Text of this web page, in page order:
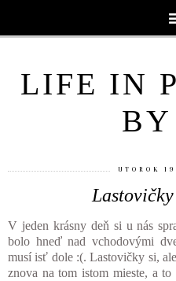
LIFE IN
UTOROK
V jeden krásny deň si u nás
bolo hneď nad vchodovými
musí isť dole :(. Lastovičky si,
znova na tom istom mieste, a